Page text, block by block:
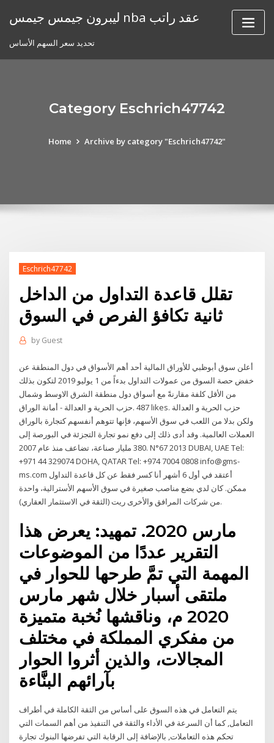
ليبرون جيمس جيمس nba عقد راتب
تحديد سعر السهم الأساس
Category Eschrich47742
Home Archive by category "Eschrich47742"
Eschrich47742
تقلل قاعدة التداول من الداخل
ثانية تكافؤ الفرص في السوق
by Guest
أعلن سوق أبوظبي للأوراق المالية أحد أهم الأسواق في دول المنطقة عن
خفض حصة السوق من عمولات التداول بدءاً من 1 يوليو 2019 لتكون بذلك
من الأقل كلفة مقارنةً مع أسواق دول منطقة الشرق الاوسط وشمال
‎حزب الحرية و العدالة - أمانة الوراق‎. 487 likes. ‎حزب الحرية و العدالة
بالوراق‎ ولكن بدلا من اللعب في سوق الأسهم، فإنها تتوهم أنفسهم كتجارة
العملات العالمية. وقد أدى ذلك إلى دفع نمو تجارة التجزئة في البورصة إلى
380 مليار صناعة، تضاعف منذ عام 2007. ‫‪N°67 2013‬‬ ‫‪DUBAI, UAE‬‬ ‫‪Tel:
+971 44 329074‬‬ ‫‪DOHA, QATAR‬‬ ‫‪Tel: +974 7004 0808‬‬ ‫‪info@gms-
ms.com‬‬ أعتقد في أول 6 أشهر أنا كسر فقط عن كل قاعدة التداول
ممكن. كان لدي بضع مناصب صغيرة في سوق الأسهم الأسترالية، واحدة
من شركات المرافق والأخرى ريت (الثقة في الاستثمار العقاري).
مارس 2020. تمهيد: يعرض هذا
التقرير عددًا من الموضوعات
المهمة التي تمَّ طرحها للحوار في
ملتقى أسبار خلال شهر مارس
2020 م، وناقشها نُخبة متميزة
من مفكري المملكة في مختلف
المجالات، والذين أثروا الحوار
بآرائهم البنَّاءة
يتم التعامل في هذه السوق على أساس من الثقة الكاملة في أطراف
التعامل, كما أن السرعة في الأداء والثقة في التنفيذ من أهم السمات التي
تحكم هذه التعاملات, بالإضافة إلى الرقابة التي تفرضها البنوك تجارة